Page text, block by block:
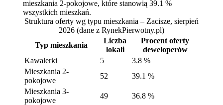
mieszkania 2-pokojowe, które stanowią 39.1 %
wszystkich mieszkań.
Struktura oferty wg typu mieszkania – Zacisze, sierpień
2026 (dane z RynekPierwotny.pl)
Typ mieszkania
Liczba
lokali
Procent oferty
deweloperów
Kawalerki
5
3.8 %
Mieszkania 2-
pokojowe
52
39.1 %
Mieszkania 3-
pokojowe
49
36.8 %